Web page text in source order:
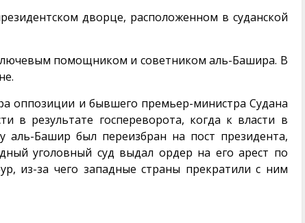
дворце, расположенном в суданской
помощником и советником аль-Башира. В
оппозиции и бывшего премьер-министра Судана
в результате госпереворота, когда к власти в
Башир был переизбран на пост президента,
уголовный суд выдал ордер на его арест по
из-за чего западные страны прекратили с ним